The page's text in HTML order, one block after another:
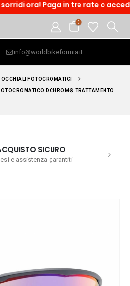
ora! Paga in tre rate o accedi
0
info@worldbikeformia.it
OCCHIALI FOTOCROMATICI
DCHROM® TRATTAMENTO
SICURO
e assistenza garantiti